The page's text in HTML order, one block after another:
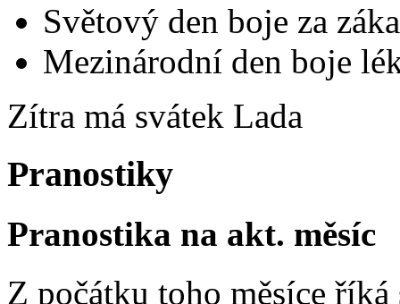
Světový den boje za
Mezinárodní den boje
Zítra má svátek Lada
Pranostiky
Pranostika na akt. měsíc
Z počátku toho měsíce